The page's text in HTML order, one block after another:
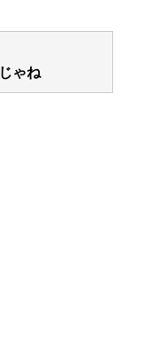
ゃね